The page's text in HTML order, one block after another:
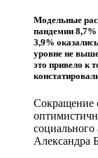
Модельные
пандемии 8,7%
3,9%
уровне не
это привело к
Сокращение
Александра